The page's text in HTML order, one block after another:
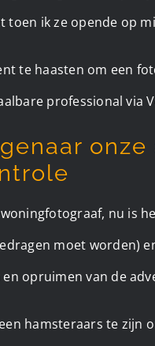
toen ik ze opende op
te haasten om een
professional via
nu is
moet worden)
opruimen van de
hamsteraars te zijn